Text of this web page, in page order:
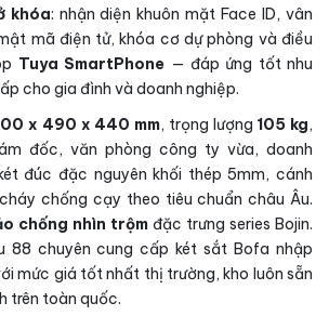
khóa: nhận diện khuôn mặt Face ID, vân
mã điện tử, khóa cơ dự phòng và điều
Tuya SmartPhone — đáp ứng tốt nhu
cho gia đình và doanh nghiệp.
x 490 x 440 mm, trọng lượng 105 kg,
đốc, văn phòng công ty vừa, doanh
đúc đặc nguyên khối thép 5mm, cánh
chống cạy theo tiêu chuẩn châu Âu.
chống nhìn trộm đặc trưng series Bojin.
88 chuyên cung cấp két sắt Bofa nhập
mức giá tốt nhất thị trường, kho luôn sẵn
trên toàn quốc.